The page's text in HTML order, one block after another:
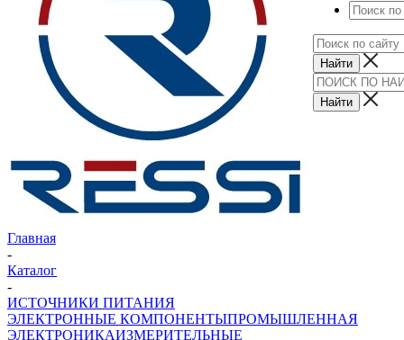
Главная
-
Каталог
-
ИСТОЧНИКИ ПИТАНИЯ
ЭЛЕКТРОННЫЕ КОМПОНЕНТЫПРОМЫШЛЕННАЯ
ЭЛЕКТРОНИКАИЗМЕРИТЕЛЬНЫЕ